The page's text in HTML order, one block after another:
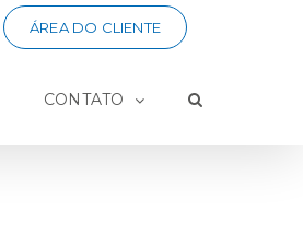
ÁREA DO CLIENTE
CONTATO